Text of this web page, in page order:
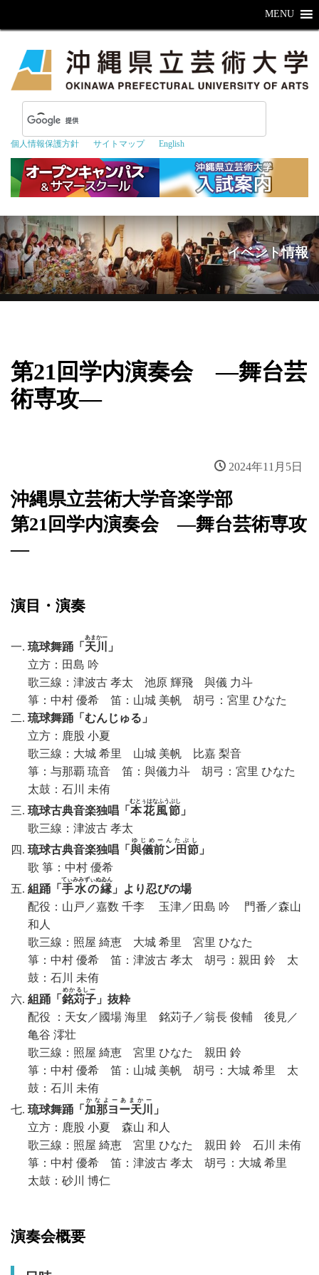
個人情報保護方針 サイトマップ English
MENU
イベント情報
第21回学内演奏会 ―舞台芸
術専攻―
2024年11月5日
沖縄県立芸術大学音楽学部
第21回学内演奏会 ―舞台芸術専攻
―
演目・演奏
琉球舞踊「 天川
あまかー
」
立方：田島 吟
歌三線：津波古 孝太 池原 輝飛 與儀 力斗
箏：中村 優希 笛：山城 美帆 胡弓：宮里 ひなた
琉球舞踊「むんじゅる」
立方：鹿股 小夏
歌三線：大城 希里 山城 美帆 比嘉 梨音
箏：与那覇 琉音 笛：與儀力斗 胡弓：宮里 ひなた
太鼓：石川 未侑
琉球古典音楽独唱 「 本花風節
むとぅはなふうぶし
」
歌三線：津波古 孝太
琉球古典音楽独唱「 與儀前ン田節
ゆじめーんたぶし
」
歌 箏：中村 優希
組踊「 手水の縁
てぃみみずぃぬゐん
」より忍びの場
配役：山戸／嘉数 千李 玉津／田島 吟 門番／森山
和人
歌三線：照屋 綺恵 大城 希里 宮里 ひなた
箏：中村 優希 笛：津波古 孝太 胡弓：親田 鈴 太
鼓：石川 未侑
組踊「 銘苅子
めかるしー
」抜粋
配役 ：天女／國場 海里 銘苅子／翁長 俊輔 後見／
亀谷 澪壮
歌三線：照屋 綺恵 宮里 ひなた 親田 鈴
箏：中村 優希 笛：山城 美帆 胡弓：大城 希里 太
鼓：石川 未侑
琉球舞踊「 加那ヨー天川
かなよーあまかー
」
立方：鹿股 小夏 森山 和人
歌三線：照屋 綺恵 宮里 ひなた 親田 鈴 石川 未侑
箏：中村 優希 笛：津波古 孝太 胡弓：大城 希里
太鼓：砂川 博仁
演奏会概要